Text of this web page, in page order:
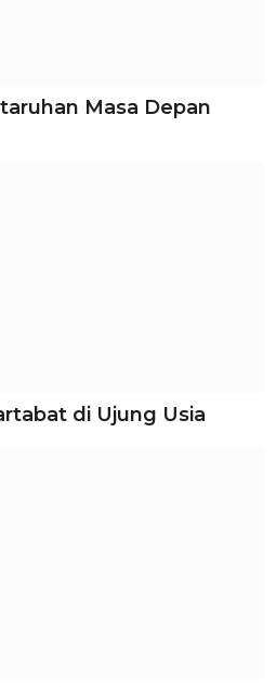
Masa Depan
di Ujung Usia